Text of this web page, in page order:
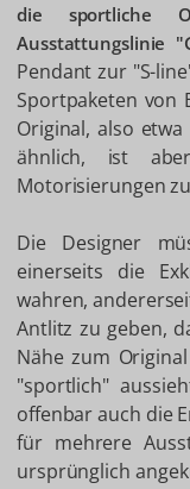
die sportliche
Ausstattungslinie
Pendant zur "S-
Sportpaketen von
Original, also
ähnlich, ist
Motorisierungen
Die Designer
einerseits die
wahren,
Antlitz zu geben,
Nähe zum
"sportlich"
offenbar auch die
für mehrere
ursprünglich